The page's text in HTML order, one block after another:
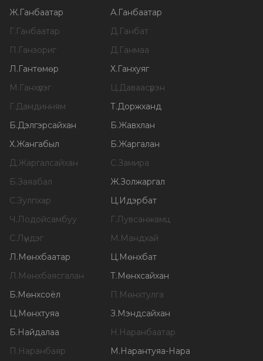
Ж. Ганбаатар А. Ганбаатар
Г. Ганбаатар Д. Ганбат
П . Ганзориг Д. Ганмаа
Л . Гантөмөр Х. Ганхуяг
М . Ганхүлэг Ц.Даваасүрэн
Г.Дамдинням Т.Доржханд
Б.Дэлгэрсайхан Б.Жавхлан
Х.Жангабыл Б.Жаргалан
Д.Жаргалсайхан С.Замира
Б.Заяабал Ж.Золжаргал
С.Зулпхар Ц. Идэрбат
Ч .Лодойсамбуу Г.Лувсанжамц
С.Лүндэг М . Мандхай
Л . Мөнхбаатар Ц. Мөнхбат
Л . Мөнхбаясгалан Т. Мөнхсайхан
Б. Мөнхсоёл П . Мөнхтулга
Ц. Мөнхтуяа З. Мэндсайхан
Б. Найдалаа Н . Наранбаатар
П . Наранбаяр М . Нарантуяа-Нара